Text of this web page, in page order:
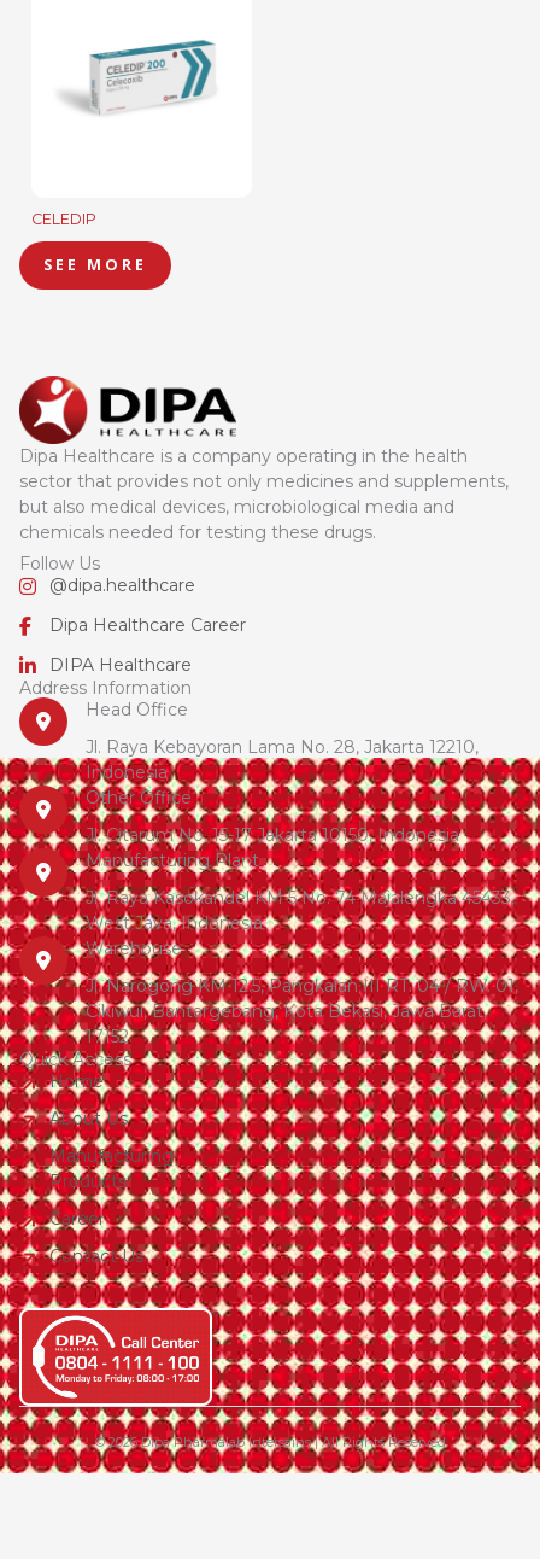
CELEDIP
SEE MORE
Dipa Healthcare is a company operating in the health
sector that provides not only medicines and supplements,
but also medical devices, microbiological media and
chemicals needed for testing these drugs.
Follow Us
@dipa.healthcare
Dipa Healthcare Career
DIPA Healthcare
Address Information
Head Office
Jl. Raya Kebayoran Lama No. 28, Jakarta 12210,
Indonesia
Other Office
Jl. Citarum No. 15-17 Jakarta 10150, Indonesia
Manufacturing Plant
Jl. Raya Kasokandel KM 5 No. 74 Majalengka 45433,
West Java, Indonesia
Warehouse
Jl. Narogong KM 12.5, Pangkalan III RT. 04 / RW. 01,
Cikiwul, Bantargebang, Kota Bekasi, Jawa Barat,
17152
Quick Access
Home
About Us
Manufacturing
Products
Career
Contact Us
© 2026 Dipa Pharmalab Intersains | All Rights Reserved